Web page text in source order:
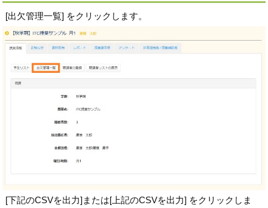
[出欠管理一覧] をクリックします。
[下記のCSVを出力]または[上記のCSVを出力] をクリックしま